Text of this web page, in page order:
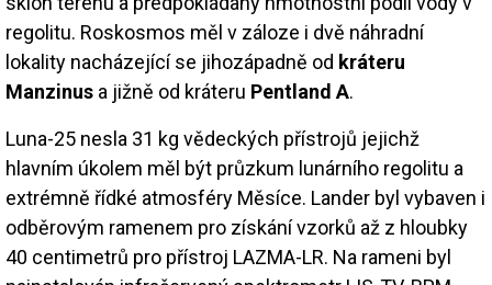
regolitu. Roskosmos měl v záloze i dvě náhradní
lokality nacházející se jihozápadně od kráteru
Manzinus a jižně od kráteru Pentland A.
Luna-25 nesla 31 kg vědeckých přístrojů jejichž
hlavním úkolem měl být průzkum lunárního regolitu a
extrémně řídké atmosféry Měsíce. Lander byl vybaven i
odběrovým ramenem pro získání vzorků až z hloubky
40 centimetrů pro přístroj LAZMA-LR. Na rameni byl